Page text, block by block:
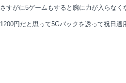
さすがに5ゲームもすると腕に力が入らなく
1200円だと思って5Gパックを誘って祝日適